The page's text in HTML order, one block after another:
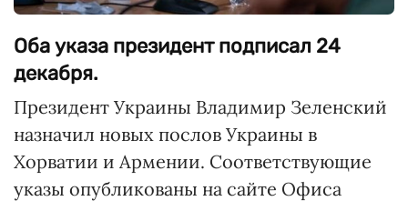
Оба указа президент подписал 24
декабря.
Президент Украины Владимир Зеленский
назначил новых послов Украины в
Хорватии и Армении. Соответствующие
указы опубликованы на сайте Офиса